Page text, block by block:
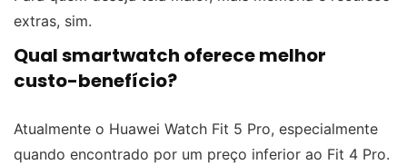
extras, sim.
Qual smartwatch oferece melhor
custo-benefício?
Atualmente o Huawei Watch Fit 5 Pro, especialmente
quando encontrado por um preço inferior ao Fit 4 Pro.